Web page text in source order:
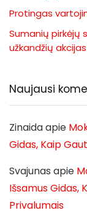
Protingas
Sumanių pirkėjų
užkandžių
Naujausi
Zinaidaapie
Gidas, Kaip
Svajunas apie
Išsamus Gidas,
Privalumais